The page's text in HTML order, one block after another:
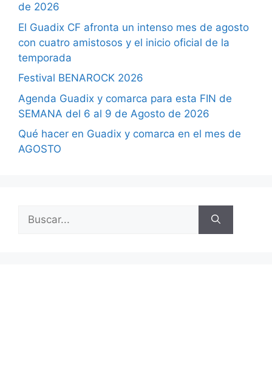
de 2026
El Guadix CF afronta un intenso mes de agosto
con cuatro amistosos y el inicio oficial de la
temporada
Festival BENAROCK 2026
Agenda Guadix y comarca para esta FIN de
SEMANA del 6 al 9 de Agosto de 2026
Qué hacer en Guadix y comarca en el mes de
AGOSTO
Buscar: